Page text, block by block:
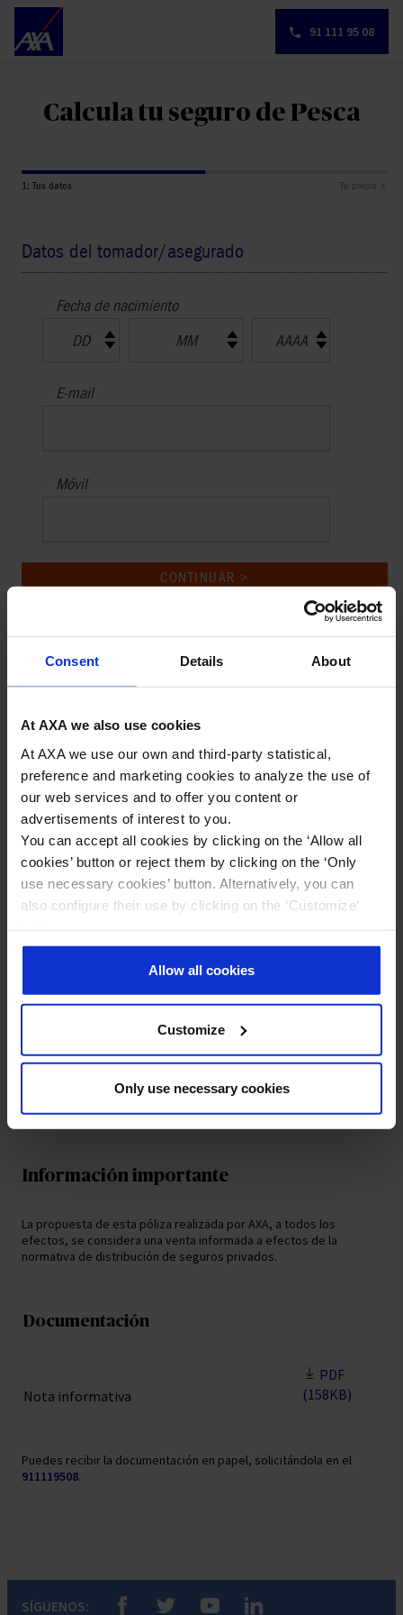
Consent Details About
At AXA we also use cookies
At AXA we use our own and third-party statistical,
preference and marketing cookies to analyze the use of
our web services and to offer you content or
advertisements of interest to you.
You can accept all cookies by clicking on the ‘Allow all
cookies’ button or reject them by clicking on the ‘Only
use necessary cookies’ button. Alternatively, you can
also configure their use by clicking on the ‘Customize’
More information in ourrCookie Policy.
Allow all cookies
Customize
Only use necessary cookies
91 111 95 08
Calcula tu seguro de Pesca
1: Tus datos Tu precio
Datos del tomador/asegurado
Fecha de nacimiento
DD
MM AAAA
E-mail
Móvil
CONTINUAR >
Preguntas frecuentes
¿La pesca deportiva con caña está cubierta
con el seguro de pesca de AXA?
¿La pesca en puerto se cubre con el seguro
de Pesca de AXA?
¿Está cubierta la pesca submarina con el
seguro de Pesca de AXA?
Información importante
La propuesta de esta póliza realizada por AXA, a todos los
efectos, se considera una venta informada a efectos de la
normativa de distribución de seguros privados.
Documentación
Nota informativa
PDF
(158KB)
Puedes recibir la documentación en papel, solicitándola en el
911119508.
SÍGUENOS: Navegar al canal de Axa en Facebook. Abre
Navegar al canal de Axa en Facebook.
Navegar al canal de Axa en
Navegar al canal de Axa